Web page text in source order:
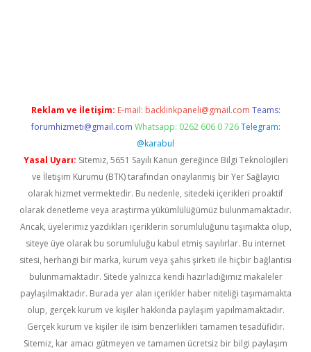
Reklam ve İletişim: E-mail: backlinkpaneli@gmail.com Teams:
forumhizmeti@gmail.com Whatsapp: 0262 606 0 726 Telegram:
@karabul
Yasal Uyarı: Sitemiz, 5651 Sayılı Kanun gereğince Bilgi Teknolojileri
ve İletişim Kurumu (BTK) tarafından onaylanmış bir Yer Sağlayıcı
olarak hizmet vermektedir. Bu nedenle, sitedeki içerikleri proaktif
olarak denetleme veya araştırma yükümlülüğümüz bulunmamaktadır.
Ancak, üyelerimiz yazdıkları içeriklerin sorumluluğunu taşımakta olup,
siteye üye olarak bu sorumluluğu kabul etmiş sayılırlar. Bu internet
sitesi, herhangi bir marka, kurum veya şahıs şirketi ile hiçbir bağlantısı
bulunmamaktadır. Sitede yalnızca kendi hazırladığımız makaleler
paylaşılmaktadır. Burada yer alan içerikler haber niteliği taşımamakta
olup, gerçek kurum ve kişiler hakkında paylaşım yapılmamaktadır.
Gerçek kurum ve kişiler ile isim benzerlikleri tamamen tesadüfidir.
Sitemiz, kar amacı gütmeyen ve tamamen ücretsiz bir bilgi paylaşım